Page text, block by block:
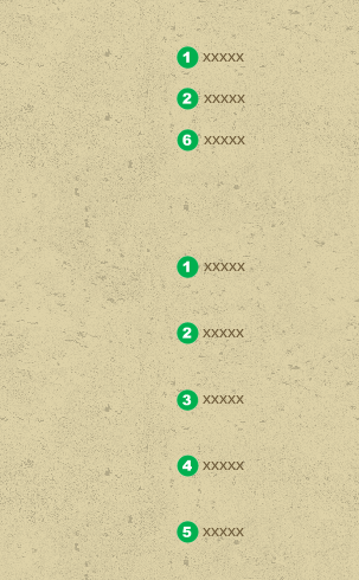
xxxxx
xxxxx
xxxxx
xxxxx
xxxxx
xxxxx
xxxxx
xxxxx